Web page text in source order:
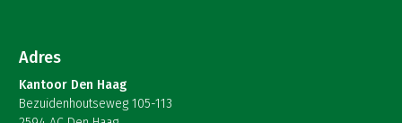
Adres
Kantoor Den Haag
Bezuidenhoutseweg 105-113